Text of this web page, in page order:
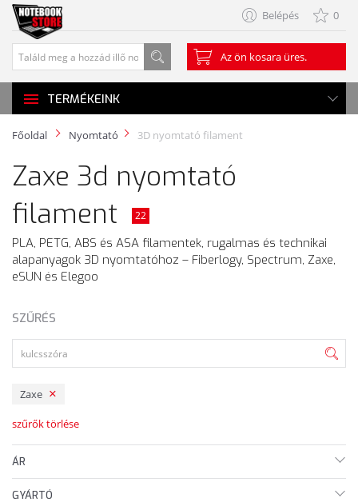
Belépés 0
Az ön kosara üres.
TERMÉKEINK
Főoldal Nyomtató 3D nyomtató filament
Zaxe 3d nyomtató
filament
22
PLA, PETG, ABS és ASA filamentek, rugalmas és technikai
alapanyagok 3D nyomtatóhoz – Fiberlogy, Spectrum, Zaxe,
eSUN és Elegoo
SZŰRÉS
Zaxe
szűrők törlése
ÁR
GYÁRTÓ